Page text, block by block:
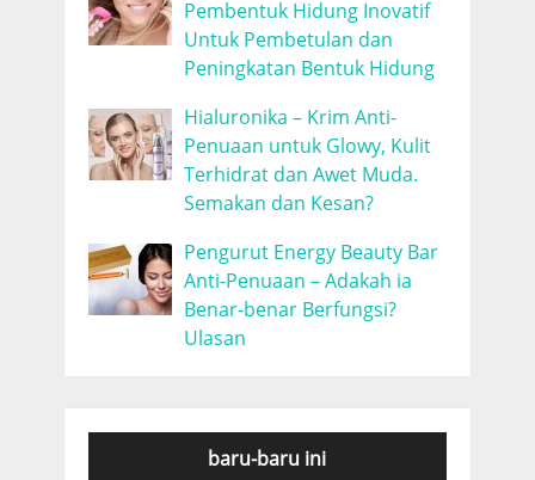
Pembentuk Hidung Inovatif
Untuk Pembetulan dan
Peningkatan Bentuk Hidung
Hialuronika – Krim Anti-
Penuaan untuk Glowy, Kulit
Terhidrat dan Awet Muda.
Semakan dan Kesan?
Pengurut Energy Beauty Bar
Anti-Penuaan – Adakah ia
Benar-benar Berfungsi?
Ulasan
baru-baru ini